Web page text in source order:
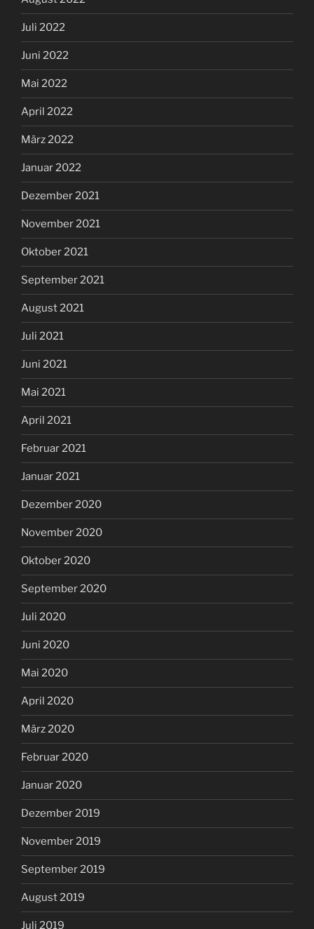
Juli 2022
Juni 2022
Mai 2022
April 2022
März 2022
Januar 2022
Dezember 2021
November 2021
Oktober 2021
September 2021
August 2021
Juli 2021
Juni 2021
Mai 2021
April 2021
Februar 2021
Januar 2021
Dezember 2020
November 2020
Oktober 2020
September 2020
Juli 2020
Juni 2020
Mai 2020
April 2020
März 2020
Februar 2020
Januar 2020
Dezember 2019
November 2019
September 2019
August 2019
Juli 2019